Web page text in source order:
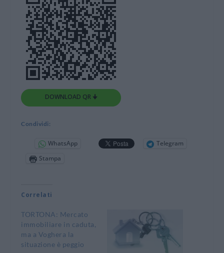
DOWNLOAD QR 🠋
Condividi:
WhatsApp
Telegram
Stampa
Correlati
TORTONA: Mercato
immobiliare in caduta,
ma a Voghera la
situazione è peggio